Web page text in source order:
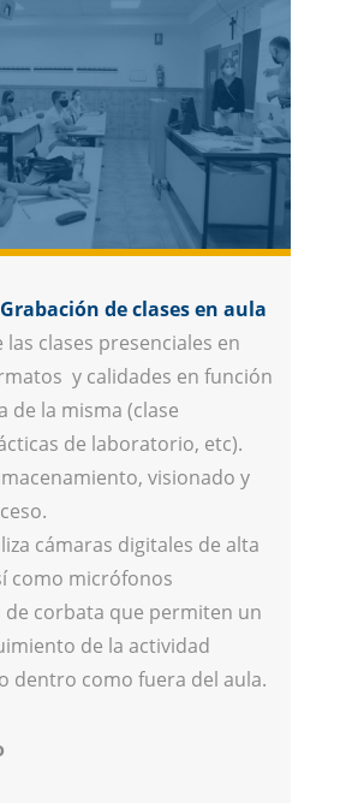
de clases en aula
clases presenciales en
y calidades en función
de la misma (clase
de laboratorio, etc).
visionado y
cámaras digitales de alta
como micrófonos
de corbata que permiten un
de la actividad
dentro como fuera del aula.